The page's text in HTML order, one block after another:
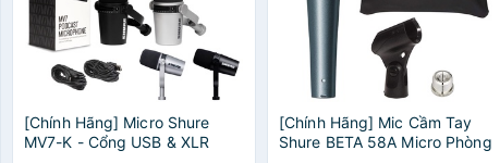
[Chính Hãng] Micro Shure
MV7-K - Cổng USB & XLR
[Chính Hãng] Mic Cầm Tay
Shure BETA 58A Micro Phòng